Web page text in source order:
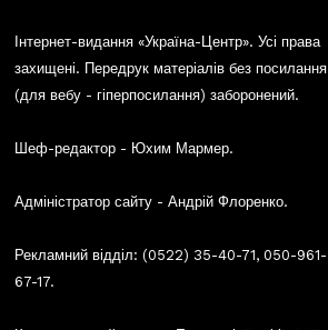
Інтернет-видання «Україна-Центр». Усі права
захищені. Передрук матеріалів без посилання
(для вебу - гіперпосилання) заборонений.
Шеф-редактор - Юхим Мармер.
Адміністратор сайту - Андрій Флоренко.
Рекламний відділ: (0522) 35-40-71, 050-961-
67-17.